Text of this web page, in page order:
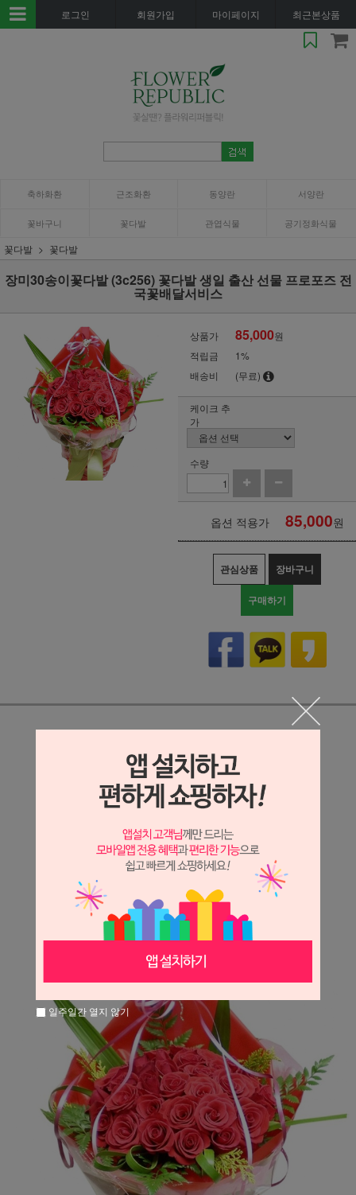
로그인 회원가입 마이페이지 최근본상품
축하화환 근조화환 동양란 서양란
꽃바구니 꽃다발 관엽식물 공기정화식물
꽃다발 꽃다발
장미30송이꽃다발 (3c256) 꽃다발 생일 출산 선물 프로포즈 전
국꽃배달서비스
상품가 85,000원
적립금
1%
배송비
(무료)
케이크 추
가
수량
옵션 적용가 85,000원
관심상품 장바구니
구매하기
상세 정보를 확대해 보실 수 있습니다.
※ 필독해주세요 ※
장미는 시세 변동에 따라 가격이 달라질 수 있으니
문의 후 주문 바랍니다.
일주일간 열지 않기